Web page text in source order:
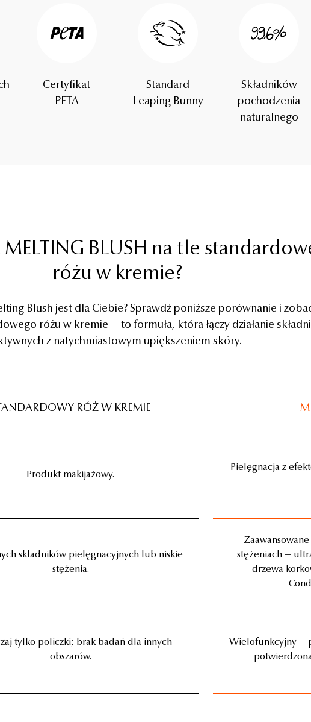
Certyfikat
PETA
Standard
Leaping Bunny
Składników
pochodzenia
naturalnego
BLUSH na tle
różu w kremie?
Blush jest dla Ciebie? Sprawdź poniższe porównanie i
różu w kremie — to formuła, która łączy działanie
z natychmiastowym upiększeniem skóry.
RÓŻ W KREMIE
Produkt makijażowy.
Pielęgnacja z
składników pielęgnacyjnych lub niskie
stężenia.
stężeniach —
drzewa
tylko policzki; brak badań dla innych
obszarów.
Wielofunkcyjny —